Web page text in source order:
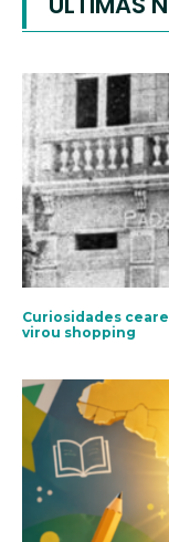
Curiosidades
virou shopping